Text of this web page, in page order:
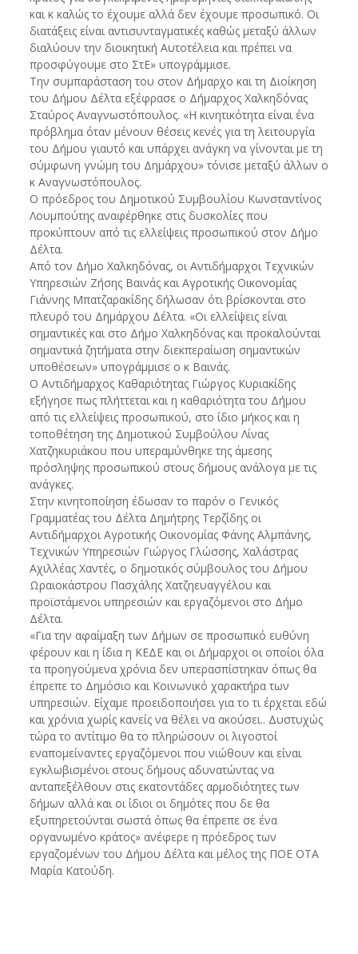
και κ καλώς το έχουμε αλλά δεν έχουμε προσωπικό. Οι
διατάξεις είναι αντισυνταγματικές καθώς μεταξύ άλλων
διαλύουν την διοικητική Αυτοτέλεια και πρέπει να
προσφύγουμε στο ΣτΕ» υπογράμμισε.
Την συμπαράσταση του στον Δήμαρχο και τη Διοίκηση
του Δήμου Δέλτα εξέφρασε ο Δήμαρχος Χαλκηδόνας
Σταύρος Αναγνωστόπουλος. «Η κινητικότητα είναι ένα
πρόβλημα όταν μένουν θέσεις κενές για τη λειτουργία
του Δήμου γιαυτό και υπάρχει ανάγκη να γίνονται με τη
σύμφωνη γνώμη του Δημάρχου» τόνισε μεταξύ άλλων ο
κ Αναγνωστόπουλος.
Ο πρόεδρος του Δημοτικού Συμβουλίου Κωνσταντίνος
Λουμπούτης αναφέρθηκε στις δυσκολίες που
προκύπτουν από τις ελλείψεις προσωπικού στον Δήμο
Δέλτα.
Από τον Δήμο Χαλκηδόνας, οι Αντιδήμαρχοι Τεχνικών
Υπηρεσιών Ζήσης Βαινάς και Αγροτικής Οικονομίας
Γιάννης Μπατζαρακίδης δήλωσαν ότι βρίσκονται στο
πλευρό του Δημάρχου Δέλτα. «Οι ελλείψεις είναι
σημαντικές και στο Δήμο Χαλκηδόνας και προκαλούνται
σημαντικά ζητήματα στην διεκπεραίωση σημαντικών
υποθέσεων» υπογράμμισε ο κ Βαινάς.
Ο Αντιδήμαρχος Καθαριότητας Γιώργος Κυριακίδης
εξήγησε πως πλήττεται και η καθαριότητα του Δήμου
από τις ελλείψεις προσωπικού, στο ίδιο μήκος και η
τοποθέτηση της Δημοτικού Συμβούλου Λίνας
Χατζηκυριάκου που υπεραμύνθηκε της άμεσης
πρόσληψης προσωπικού στους δήμους ανάλογα με τις
ανάγκες.
Στην κινητοποίηση έδωσαν το παρόν ο Γενικός
Γραμματέας του Δέλτα Δημήτρης Τερζίδης οι
Αντιδήμαρχοι Αγροτικής Οικονομίας Φάνης Αλμπάνης,
Τεχνικών Υπηρεσιών Γιώργος Γλώσσης, Χαλάστρας
Αχιλλέας Χαντές, ο δημοτικός σύμβουλος του Δήμου
Ωραιοκάστρου Πασχάλης Χατζηευαγγέλου και
προϊστάμενοι υπηρεσιών και εργαζόμενοι στο Δήμο
Δέλτα.
«Για την αφαίμαξη των Δήμων σε προσωπικό ευθύνη
φέρουν και η ίδια η ΚΕΔΕ και οι Δήμαρχοι οι οποίοι όλα
τα προηγούμενα χρόνια δεν υπερασπίστηκαν όπως θα
έπρεπε το Δημόσιο και Κοινωνικό χαρακτήρα των
υπηρεσιών. Είχαμε προειδοποιήσει για το τι έρχεται εδώ
και χρόνια χωρίς κανείς να θέλει να ακούσει.. Δυστυχώς
τώρα το αντίτιμο θα το πληρώσουν οι λιγοστοί
εναπομείναντες εργαζόμενοι που νιώθουν και είναι
εγκλωβισμένοι στους δήμους αδυνατώντας να
ανταπεξέλθουν στις εκατοντάδες αρμοδιότητες των
δήμων αλλά και οι ίδιοι οι δημότες που δε θα
εξυπηρετούνται σωστά όπως θα έπρεπε σε ένα
οργανωμένο κράτος» ανέφερε η πρόεδρος των
εργαζομένων του Δήμου Δέλτα και μέλος της ΠΟΕ ΟΤΑ
Μαρία Κατούδη.